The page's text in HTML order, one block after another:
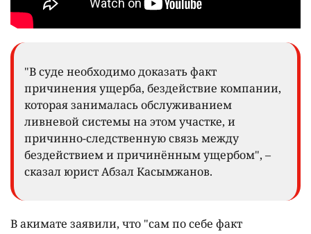
"В суде необходимо доказать факт
причинения ущерба, бездействие компании,
которая занималась обслуживанием
ливневой системы на этом участке, и
причинно-следственную связь между
бездействием и причинённым ущербом", –
сказал юрист Абзал Касымжанов.
В акимате заявили, что "сам по себе факт